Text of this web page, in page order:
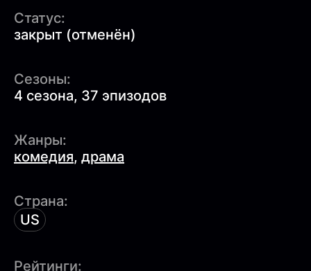
Статус:
закрыт (отменён)
Сезоны:
4 сезона, 37 эпизодов
Жанры:
комедия, драма
Страна:
US
Рейтинги: